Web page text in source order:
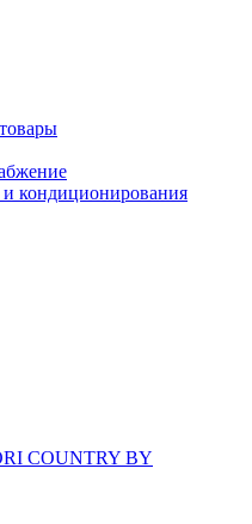
кондиционирования
COUNTRY BY